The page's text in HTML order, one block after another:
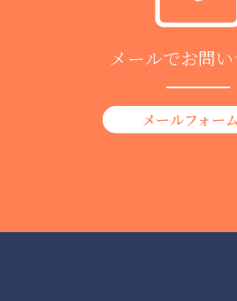
メールでお問
メールフォー